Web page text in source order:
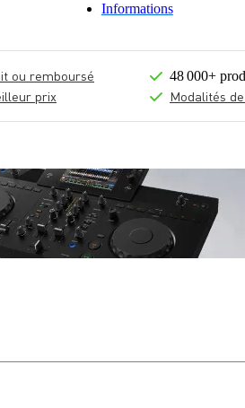
Informations
ou remboursé
prix
48 000+
Modalités